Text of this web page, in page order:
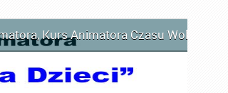
,Kurs Animatora Czasu Wolnego